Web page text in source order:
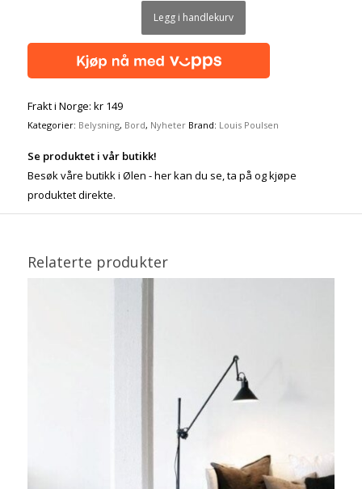
Legg i handlekurv
Frakt i Norge: kr 149
Kategorier: Belysning, Bord, Nyheter Brand: Louis Poulsen
Se produktet i vår butikk!
Besøk våre butikk i Ølen - her kan du se, ta på og kjøpe
produktet direkte.
Relaterte produkter